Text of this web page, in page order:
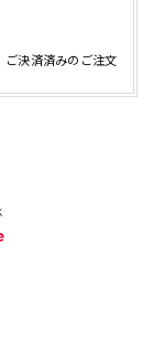
決済済みのご注文